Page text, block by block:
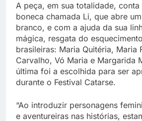
A peça, em sua totalidade,
boneca chamada Li, que abre
branco, e com a ajuda da sua
mágica, resgata do
brasileiras: Maria Quitéria, Maria
Carvalho, Vó Maria e Margarida
última foi a escolhida para ser
durante o Festival Catarse.
“Ao introduzir personagens
e aventureiras nas histórias,